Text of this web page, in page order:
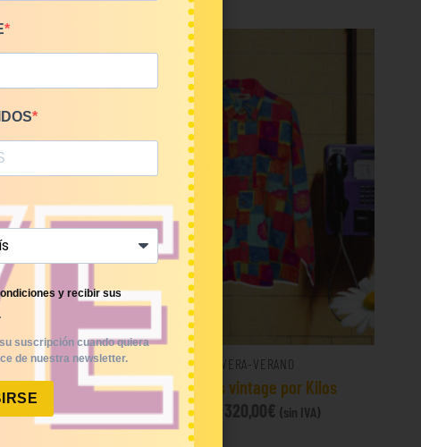
Kg
PRIMAVERA-VERANO
Mix camisas vintage por Kilos
80,00
320,00€ (sin IVA)
y recibir sus
suscripción cuando quiera
de nuestra newsletter.